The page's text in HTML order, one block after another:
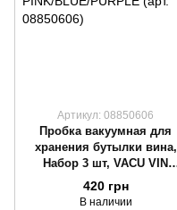
Артикул: 08850606
Пробка вакуумная для
хранения бутылки вина,
Набор 3 шт, VACU VIN
VACUUM WINE STOPPER
PINK/BLUE/PURPLE
420 грн
В наличии